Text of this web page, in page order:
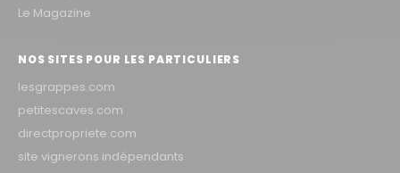
Le Magazine
NOS SITES POUR LES PARTICULIERS
lesgrappes.com
petitescaves.com
directpropriete.com
site vignerons indépendants